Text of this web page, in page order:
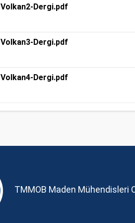
Volkan2-Dergi.pdf
Volkan3-Dergi.pdf
Volkan4-Dergi.pdf
TMMOB Maden Mühendisleri